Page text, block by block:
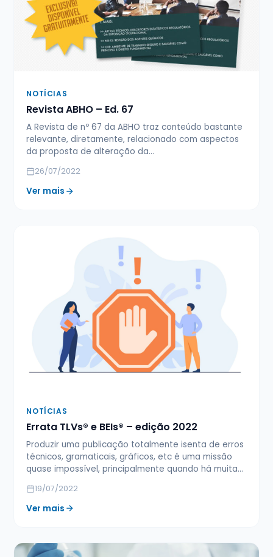
NOTÍCIAS
Revista ABHO – Ed. 67
A Revista de nº 67 da ABHO traz conteúdo bastante
relevante, diretamente, relacionado com aspectos
da proposta de alteração da…
26/07/2022
Ver mais
NOTÍCIAS
Errata TLVs® e BEIs® – edição 2022
Produzir uma publicação totalmente isenta de erros
técnicos, gramaticais, gráficos, etc é uma missão
quase impossível, principalmente quando há muita…
19/07/2022
Ver mais